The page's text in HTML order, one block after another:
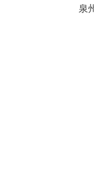
泉州